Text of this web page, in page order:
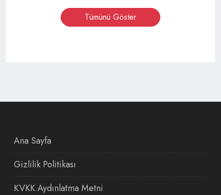
Tümünü Göster
Ana Sayfa
Gizlilik Politikası
KVKK Aydınlatma Metni